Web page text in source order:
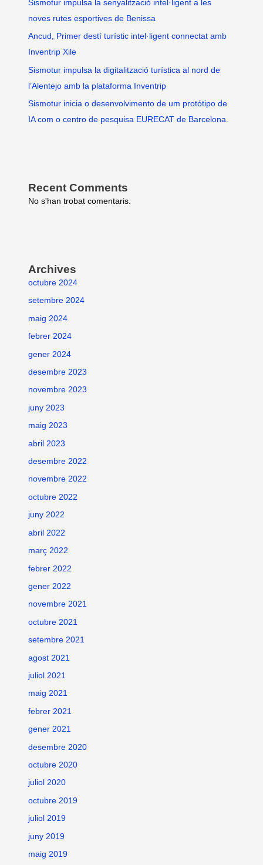
Sismotur impulsa la senyalització intel·ligent a les
noves rutes esportives de Benissa
Ancud, Primer destí turístic intel·ligent connectat amb
Inventrip Xile
Sismotur impulsa la digitalització turística al nord de
l’Alentejo amb la plataforma Inventrip
Sismotur inicia o desenvolvimento de um protótipo de
IA com o centro de pesquisa EURECAT de Barcelona.
Recent Comments
No s'han trobat comentaris.
Archives
octubre 2024
setembre 2024
maig 2024
febrer 2024
gener 2024
desembre 2023
novembre 2023
juny 2023
maig 2023
abril 2023
desembre 2022
novembre 2022
octubre 2022
juny 2022
abril 2022
març 2022
febrer 2022
gener 2022
novembre 2021
octubre 2021
setembre 2021
agost 2021
juliol 2021
maig 2021
febrer 2021
gener 2021
desembre 2020
octubre 2020
juliol 2020
octubre 2019
juliol 2019
juny 2019
maig 2019